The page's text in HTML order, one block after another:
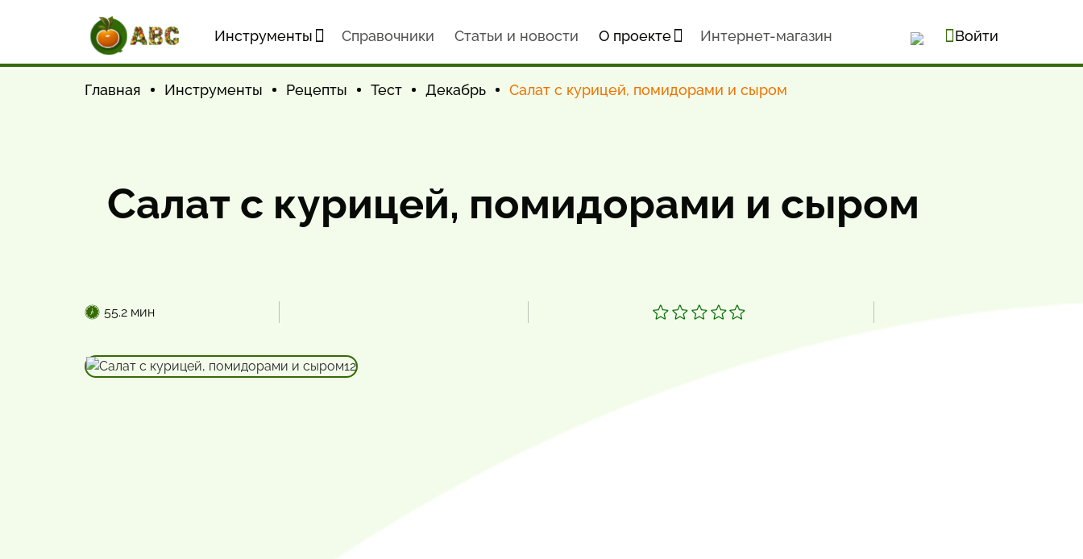
Инструменты Cправочники Статьи и новости О проекте Интернет-магазин Войти
Главная Инструменты Рецепты Тест Декабрь Салат с курицей, помидорами и сыром
Салат с курицей, помидорами и сыром
55.2 мин